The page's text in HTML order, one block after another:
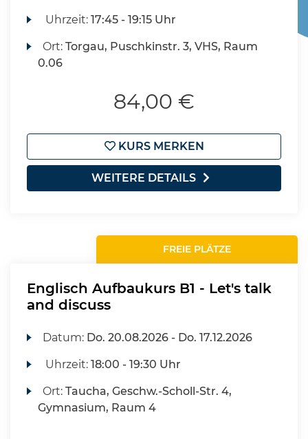
Uhrzeit:17:45 - 19:15 Uhr
Ort:Torgau, Puschkinstr. 3, VHS, Raum
0.06
84,00 €
KURS MERKEN
WEITERE DETAILS
FREIE PLÄTZE
Englisch Aufbaukurs B1 - Let's talk
and discuss
Datum: Do. 20.08.2026 - Do. 17.12.2026
Uhrzeit:18:00 - 19:30 Uhr
Ort:Taucha, Geschw.-Scholl-Str. 4,
Gymnasium, Raum 4